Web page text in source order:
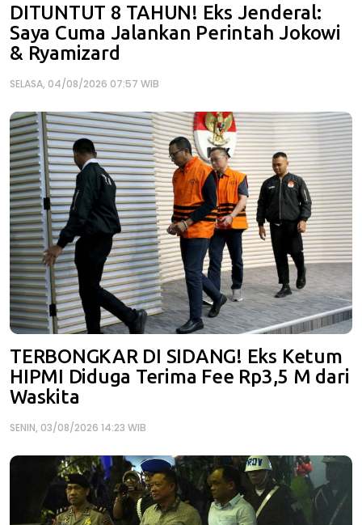
DITUNTUT 8 TAHUN! Eks Jenderal:
Saya Cuma Jalankan Perintah Jokowi
& Ryamizard
SELASA, 04/08/2026 07:57 WIB
TERBONGKAR DI SIDANG! Eks Ketum
HIPMI Diduga Terima Fee Rp3,5 M dari
Waskita
SENIN, 03/08/2026 14:23 WIB